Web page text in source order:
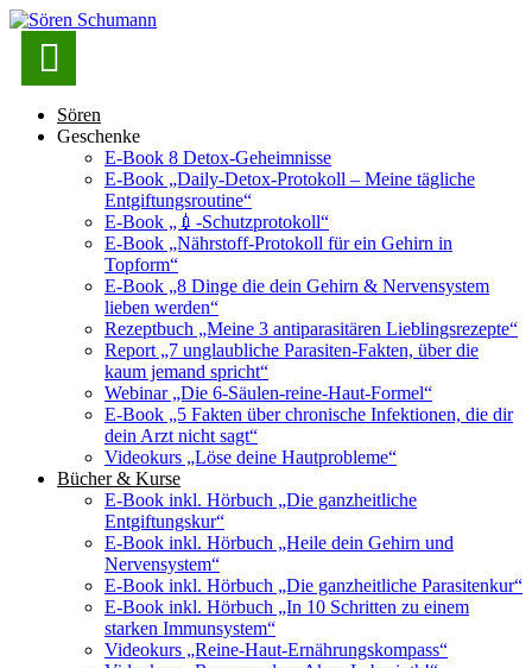

Sören
Geschenke
E-Book 8 Detox-Geheimnisse
E-Book „Daily-Detox-Protokoll – Meine tägliche
Entgiftungsroutine“
E-Book „💉-Schutzprotokoll“
E-Book „Nährstoff-Protokoll für ein Gehirn in
Topform“
E-Book „8 Dinge die dein Gehirn & Nervensystem
lieben werden“
Rezeptbuch „Meine 3 antiparasitären Lieblingsrezepte“
Report „7 unglaubliche Parasiten-Fakten, über die
kaum jemand spricht“
Webinar „Die 6-Säulen-reine-Haut-Formel“
E-Book „5 Fakten über chronische Infektionen, die dir
dein Arzt nicht sagt“
Videokurs „Löse deine Hautprobleme“
Bücher & Kurse
E-Book inkl. Hörbuch „Die ganzheitliche
Entgiftungskur“
E-Book inkl. Hörbuch „Heile dein Gehirn und
Nervensystem“
E-Book inkl. Hörbuch „Die ganzheitliche Parasitenkur“
E-Book inkl. Hörbuch „In 10 Schritten zu einem
starken Immunsystem“
Videokurs „Reine-Haut-Ernährungskompass“